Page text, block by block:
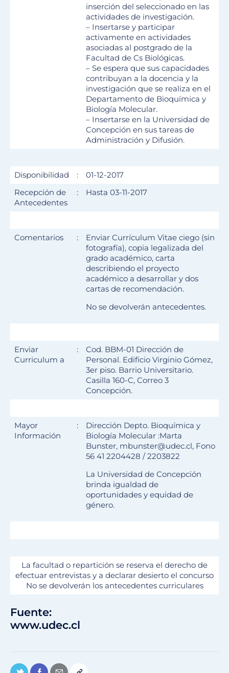
inserción del seleccionado en las
actividades de investigación.
– Insertarse y participar
activamente en actividades
asociadas al postgrado de la
Facultad de Cs Biológicas.
– Se espera que sus capacidades
contribuyan a la docencia y la
investigación que se realiza en el
Departamento de Bioquímica y
Biología Molecular.
– Insertarse en la Universidad de
Concepción en sus tareas de
Administración y Difusión.
Disponibilidad :
01-12-2017
Recepción de
Antecedentes
: Hasta 03-11-2017
Comentarios :
Enviar Currículum Vitae ciego (sin
fotografía), copia legalizada del
grado académico, carta
describiendo el proyecto
académico a desarrollar y dos
cartas de recomendación.
No se devolverán antecedentes.
Enviar
Curriculum a
:
Cod. BBM-01 Dirección de
Personal. Edificio Virginio Gómez,
3er piso. Barrio Universitario.
Casilla 160-C, Correo 3
Concepción.
Mayor
Información
:
Dirección Depto. Bioquímica y
Biología Molecular :Marta
Bunster, mbunster@udec.cl, Fono
56 41 2204428 / 2203822
La Universidad de Concepción
brinda igualdad de
oportunidades y equidad de
género.
La facultad o repartición se reserva el derecho de
efectuar entrevistas y a declarar desierto el concurso
No se devolverán los antecedentes curriculares
Fuente:
www.udec.cl